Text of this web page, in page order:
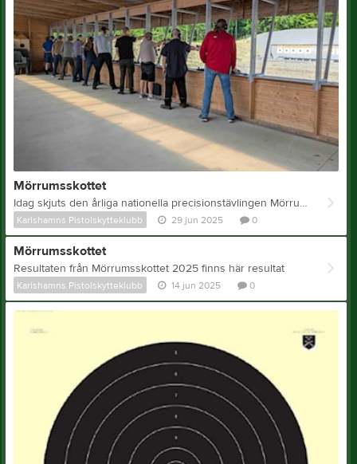
Mörrumsskottet
Idag skjuts den årliga nationella precisionstävlingen Mörrumsskottet. Skjutlag 1 är igång och vi hoppas på många fina resultat och en bra skjutning under dagen.
Karlshamns Pistolskytteklubb 29 jun 2025 0
Mörrumsskottet
Resultaten från Mörrumsskottet 2025 finns här resultat
Karlshamns Pistolskytteklubb 14 jun 2025 0